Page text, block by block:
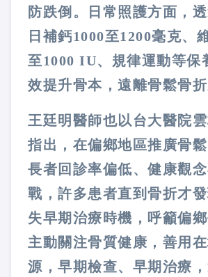
防跌倒。日常照護方面，
日補鈣1000至1200毫克、
至1000 IU、規律運動等保
效提升骨本，遠離骨鬆骨折
王廷明醫師也以台大醫院
指出，在偏鄉地區推廣骨
長者回診率偏低、健康觀
戰，許多患者直到骨折才
失早期治療時機，呼籲偏
主動關注骨質健康，善用
源，早期檢查、早期治療